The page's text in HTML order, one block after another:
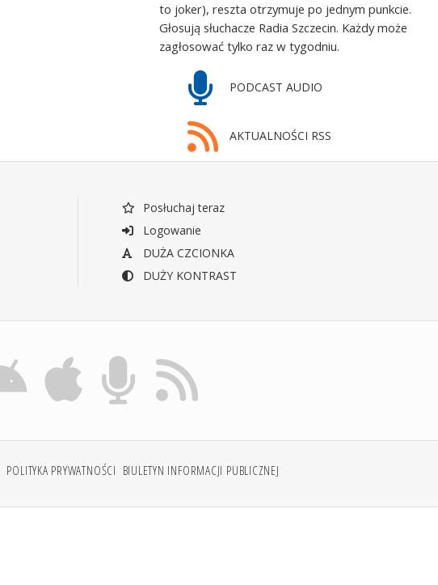
to joker), reszta otrzymuje po jednym punkcie.
Głosują słuchacze Radia Szczecin. Każdy może
zagłosować tylko raz w tygodniu.
PODCAST AUDIO
AKTUALNOŚCI RSS
Posłuchaj teraz
Logowanie
DUŻA CZCIONKA
DUŻY KONTRAST
POLITYKA PRYWATNOŚCI BIULETYN INFORMACJI PUBLICZNEJ